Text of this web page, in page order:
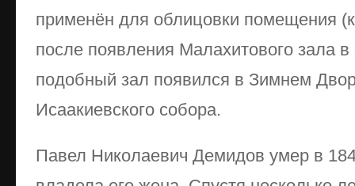
применён для облицовки помещения
после появления Малахитового зала
подобный зал появился в Зимнем
Исаакиевского собора.
Павел Николаевич Демидов умер в